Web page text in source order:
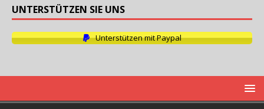
UNTERSTÜTZEN SIE UNS
Unterstützen mit Paypal